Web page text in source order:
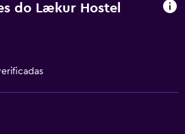
do Lækur Hostel